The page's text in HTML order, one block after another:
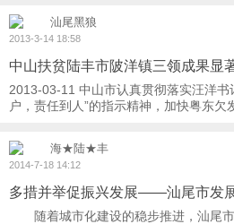
汕尾黑狼
2013-3-14 18:58
中山扶贫陆丰市陂洋镇三领成果显
2013-03-11 中山市认真贯彻落实汪洋书记提出的扶贫开发要“规划到
户，责任到人”的指示精神，加快粤东欠
海★陆★丰
2014-7-18 14:12
多措并举促振兴发展——汕尾市发
随着城市化建设的稳步推进，汕尾市